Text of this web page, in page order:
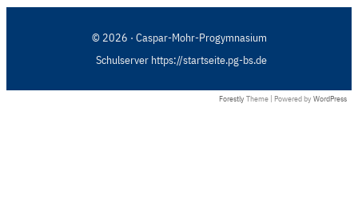
© 2026 · Caspar-Mohr-Progymnasium
Schulserver https://startseite.pg-bs.de
Forestly Theme | Powered by WordPress